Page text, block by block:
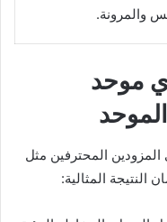
والمرونة.
موحد
المحترفين مثل
المثالية: